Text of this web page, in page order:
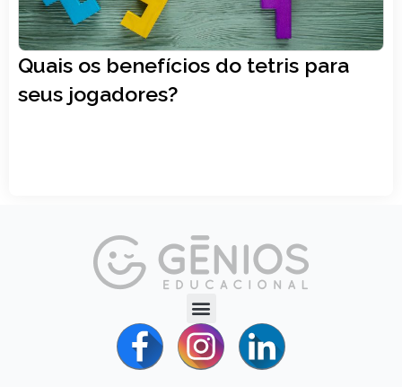
Quais os benefícios do tetris para
seus jogadores?